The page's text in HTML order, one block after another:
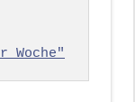
Woche"